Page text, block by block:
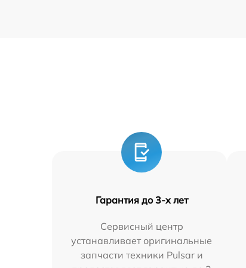
Гарантия до 3-х лет
Сервисный центр
устанавливает оригинальные
запчасти техники Pulsar и